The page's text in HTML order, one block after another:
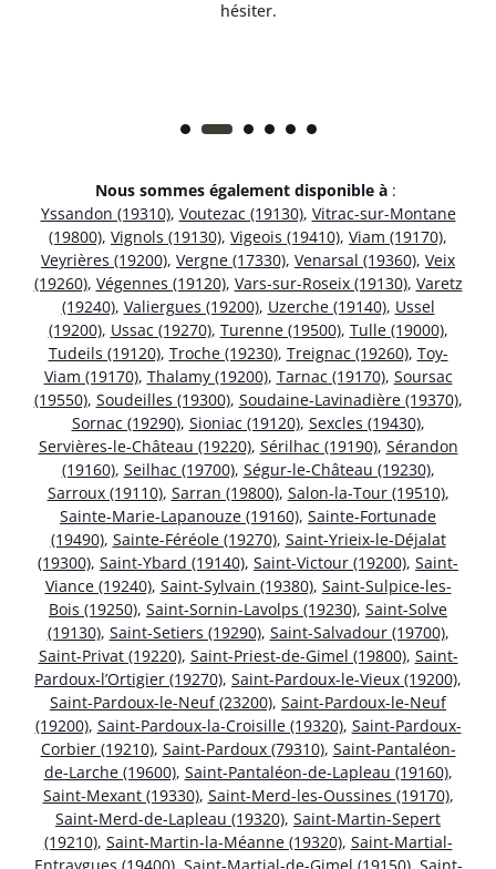
hésiter.
Nous sommes également disponible à :
Yssandon (19310), Voutezac (19130), Vitrac-sur-Montane
(19800), Vignols (19130), Vigeois (19410), Viam (19170),
Veyrières (19200), Vergne (17330), Venarsal (19360), Veix
(19260), Végennes (19120), Vars-sur-Roseix (19130), Varetz
(19240), Valiergues (19200), Uzerche (19140), Ussel
(19200), Ussac (19270), Turenne (19500), Tulle (19000),
Tudeils (19120), Troche (19230), Treignac (19260), Toy-
Viam (19170), Thalamy (19200), Tarnac (19170), Soursac
(19550), Soudeilles (19300), Soudaine-Lavinadière (19370),
Sornac (19290), Sioniac (19120), Sexcles (19430),
Servières-le-Château (19220), Sérilhac (19190), Sérandon
(19160), Seilhac (19700), Ségur-le-Château (19230),
Sarroux (19110), Sarran (19800), Salon-la-Tour (19510),
Sainte-Marie-Lapanouze (19160), Sainte-Fortunade
(19490), Sainte-Féréole (19270), Saint-Yrieix-le-Déjalat
(19300), Saint-Ybard (19140), Saint-Victour (19200), Saint-
Viance (19240), Saint-Sylvain (19380), Saint-Sulpice-les-
Bois (19250), Saint-Sornin-Lavolps (19230), Saint-Solve
(19130), Saint-Setiers (19290), Saint-Salvadour (19700),
Saint-Privat (19220), Saint-Priest-de-Gimel (19800), Saint-
Pardoux-l’Ortigier (19270), Saint-Pardoux-le-Vieux (19200),
Saint-Pardoux-le-Neuf (23200), Saint-Pardoux-le-Neuf
(19200), Saint-Pardoux-la-Croisille (19320), Saint-Pardoux-
Corbier (19210), Saint-Pardoux (79310), Saint-Pantaléon-
de-Larche (19600), Saint-Pantaléon-de-Lapleau (19160),
Saint-Mexant (19330), Saint-Merd-les-Oussines (19170),
Saint-Merd-de-Lapleau (19320), Saint-Martin-Sepert
(19210), Saint-Martin-la-Méanne (19320), Saint-Martial-